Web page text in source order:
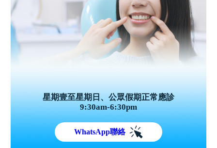
星期壹至星期日、公眾假期正常應診
9:30am-6:30pm
WhatsApp聯絡